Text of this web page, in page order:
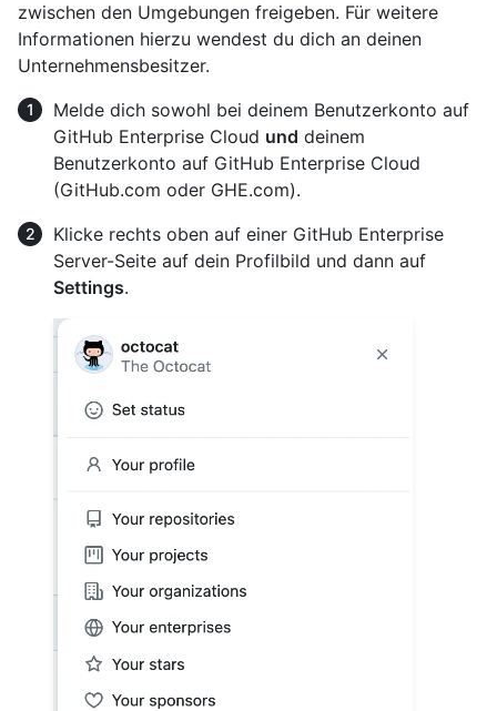
zwischen den Umgebungen freigeben. Für weitere
Informationen hierzu wendest du dich an deinen
Unternehmensbesitzer.
Melde dich sowohl bei deinem Benutzerkonto auf
GitHub Enterprise Cloud und deinem
Benutzerkonto auf GitHub Enterprise Cloud
(GitHub.com oder GHE.com).
Klicke rechts oben auf einer GitHub Enterprise
Server-Seite auf dein Profilbild und dann auf
Settings.